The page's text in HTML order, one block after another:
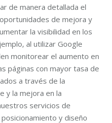
de manera detallada el
de mejora y
la visibilidad en los
al utilizar Google
monitorear el aumento en
páginas con mayor tasa de
a través de la
y la mejora en la
servicios de
y diseño